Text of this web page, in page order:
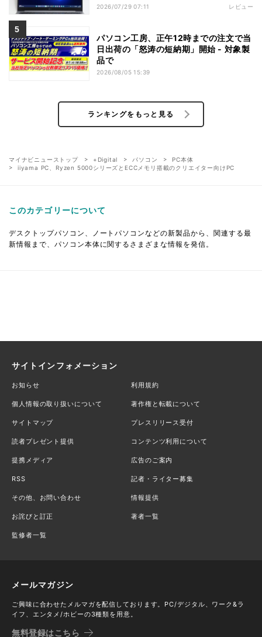
2026/07/29 07:11 レビュー
パソコン工房、正午12時までの注文で当
日出荷の「怒涛の短納期」開始 - 対象製
品で
2026/08/05 15:39
ランキングをもっと見る
マイナビニューストップ +Digital パソコン
PC本体
iiyama PC、Ryzen 5000シリーズとECCメモリ搭載のクリエイター向けPC
このカテゴリーについて
デスクトップパソコン、ノートパソコンなどの新製品から、関連する最
新情報まで、パソコン本体に関するさまざまな情報を発信。
サイトインフォメーション
お知らせ 利用規約
個人情報の取り扱いについて 著作権と転載について
サイトマップ プレスリリース受付
読者プレゼント提供 コンテンツ利用について
提携メディア 広告のご案内
RSS 記者・ライター募集
その他、お問い合わせ 情報提供
お詫びと訂正 著者一覧
監修者一覧
メールマガジン
ご興味に合わせたメルマガを配信しております。PC/デジタル、ワーク&ラ
イフ、エンタメ/ホビーの3種類を用意。
無料登録はこちら